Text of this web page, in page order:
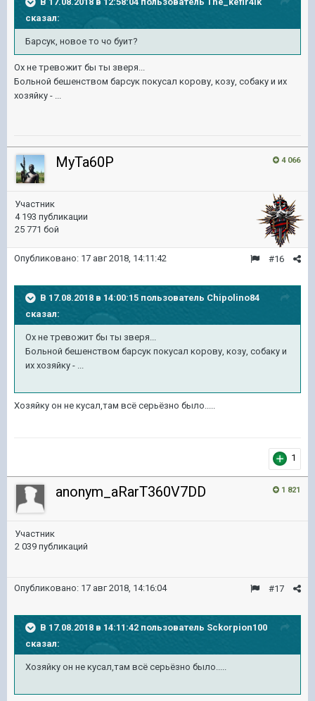
сказал:
Барсук, новое то чо буит?
Ох не тревожит бы ты зверя...
Больной бешенством барсук покусал корову, козу, собаку и их
хозяйку - ...
4 066
MyTa60P
Участник
4 193 публикации
25 771 бой
#16
Опубликовано: 17 авг 2018, 14:11:42
В 17.08.2018 в 14:00:15 пользователь Chipolino84
сказал:
Ох не тревожит бы ты зверя...
Больной бешенством барсук покусал корову, козу, собаку и
их хозяйку - ...
Хозяйку он не кусал,там всё серьёзно было.....
1
1 821
anonym_aRarT360V7DD
Участник
2 039 публикаций
#17
Опубликовано: 17 авг 2018, 14:16:04
В 17.08.2018 в 14:11:42 пользователь Sckorpion100
сказал:
Хозяйку он не кусал,там всё серьёзно было.....